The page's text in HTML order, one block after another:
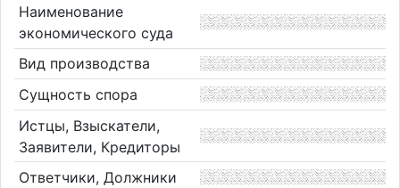
Наименование
экономического суда
Вид производства
Сущность спора
Истцы, Взыскатели,
Заявители, Кредиторы
Ответчики, Должники